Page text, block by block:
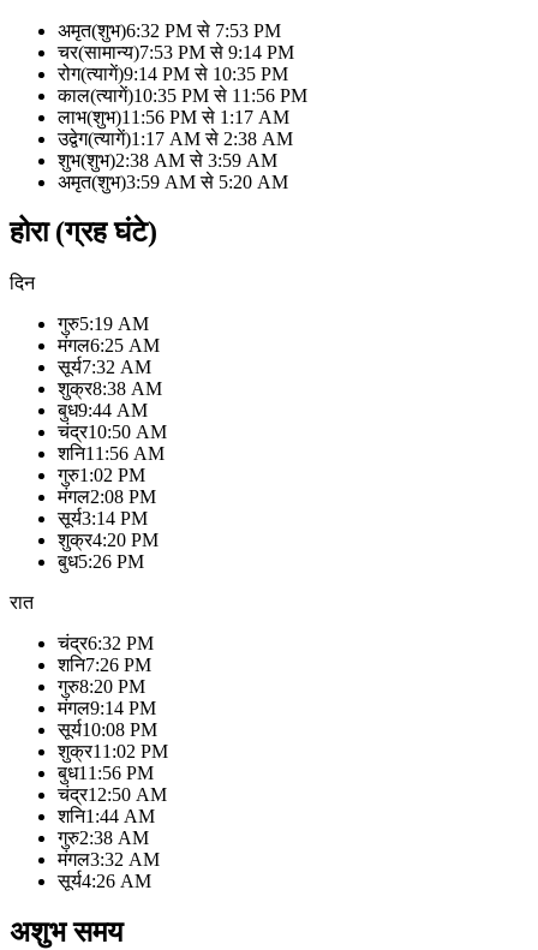
अमृत(शुभ)6:32 PM से 7:53 PM
चर(सामान्य)7:53 PM से 9:14 PM
रोग(त्यागें)9:14 PM से 10:35 PM
काल(त्यागें)10:35 PM से 11:56 PM
लाभ(शुभ)11:56 PM से 1:17 AM
उद्वेग(त्यागें)1:17 AM से 2:38 AM
शुभ(शुभ)2:38 AM से 3:59 AM
अमृत(शुभ)3:59 AM से 5:20 AM
होरा (ग्रह घंटे)
दिन
गुरु5:19 AM
मंगल6:25 AM
सूर्य7:32 AM
शुक्र8:38 AM
बुध9:44 AM
चंद्र10:50 AM
शनि11:56 AM
गुरु1:02 PM
मंगल2:08 PM
सूर्य3:14 PM
शुक्र4:20 PM
बुध5:26 PM
रात
चंद्र6:32 PM
शनि7:26 PM
गुरु8:20 PM
मंगल9:14 PM
सूर्य10:08 PM
शुक्र11:02 PM
बुध11:56 PM
चंद्र12:50 AM
शनि1:44 AM
गुरु2:38 AM
मंगल3:32 AM
सूर्य4:26 AM
अशुभ समय